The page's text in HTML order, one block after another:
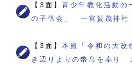
【3面】青少年教化活動
の子供会」 一宮賀茂神社
【3面】本殿「令和の大
き辺りよりの幣帛を奉り